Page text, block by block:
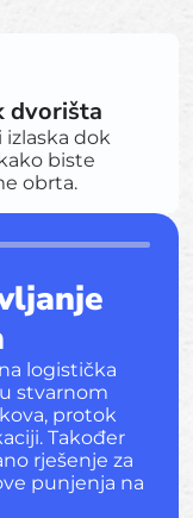
dvorišta
izlaska dok
biste
obrta.
logistička
stvarnom
protok
Također
rješenje za
punjenja na